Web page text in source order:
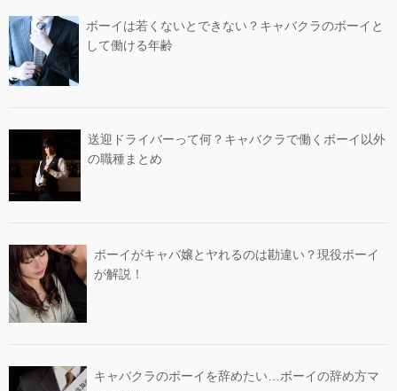
ボーイは若くないとできない？キャバクラのボーイと
して働ける年齢
送迎ドライバーって何？キャバクラで働くボーイ以外
の職種まとめ
ボーイがキャバ嬢とヤれるのは勘違い？現役ボーイ
が解説！
キャバクラのボーイを辞めたい…ボーイの辞め方マ